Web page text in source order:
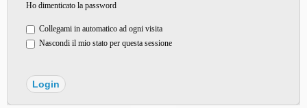
Ho dimenticato la password
Collegami in automatico ad ogni visita
Nascondi il mio stato per questa sessione